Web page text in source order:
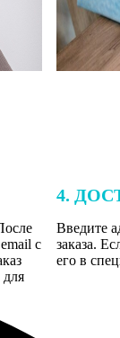
с
4.
Введите
заказа.
его в